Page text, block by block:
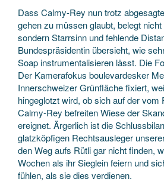
Dass Calmy-Rey nun trotz
gehen zu müssen glaubt, belegt
sondern Starrsinn und fehlende
Bundespräsidentin übersieht, wie
Soap instrumentalisieren lässt. Die
Der Kamerafokus boulevardesker
Innerschweizer Grünfläche fixiert,
hingeglotzt wird, ob sich auf der vom
Calmy-Rey befreiten Wiese der
ereignet. Ärgerlich ist die
glatzköpfigen Rechtsausleger
den Weg aufs Rütli gar nicht finden,
Wochen als ihr Sieglein feiern und
fühlen, als sie dies verdienen.